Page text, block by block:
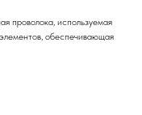
проволока, используемая
обеспечивающая